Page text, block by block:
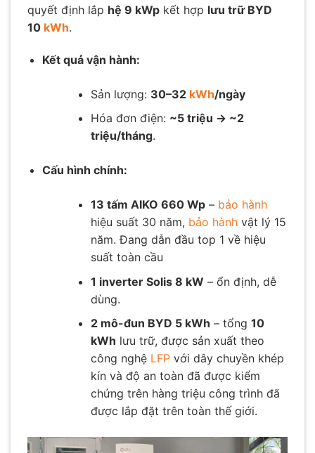
quyết định lắp hệ 9 kWp kết hợp lưu trữ BYD
10 kWh.
Kết quả vận hành:
Sản lượng: 30–32 kWh/ngày
Hóa đơn điện: ~5 triệu → ~2
triệu/tháng.
Cấu hình chính:
13 tấm AIKO 660 Wp– bảo hành
hiệu suất 30 năm, bảo hànhvật lý 15
năm. Đang dẫn đầu top 1 về hiệu
suất toàn cầu
1 inverter Solis 8 kW – ổn định, dễ
dùng.
2 mô-đun BYD 5 kWh – tổng 10
kWh lưu trữ, được sản xuất theo
công nghệ LFPvới dây chuyền khép
kín và độ an toàn đã được kiểm
chứng trên hàng triệu công trình đã
được lắp đặt trên toàn thế giới.